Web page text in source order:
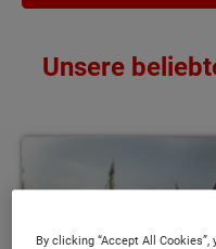
Unsere
By clicking “Accept All